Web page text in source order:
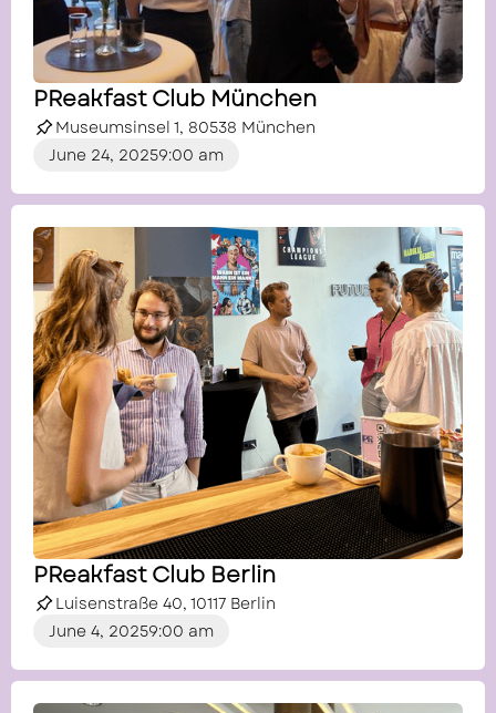
PReakfast Club München
Museumsinsel 1, 80538 München
June 24, 20259:00 am
PReakfast Club Berlin
Luisenstraße 40, 10117 Berlin
June 4, 20259:00 am